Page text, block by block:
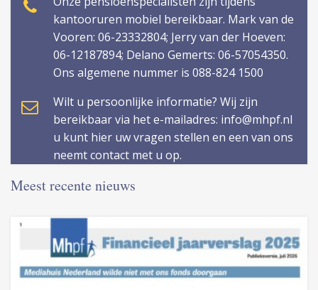
kantooruren mobiel bereikbaar. Mark van de
Vooren: 06-23332804; Jerry van der Hoeven:
06-12187894; Delano Gemerts: 06-57054350.
Ons algemene nummer is 088-824 1500
Wilt u persoonlijke informatie? Wij zijn
bereikbaar via het e-mailadres: info@mhpf.nl
u kunt hier uw vragen stellen en een van ons
neemt contact met u op.
Meest recente nieuws